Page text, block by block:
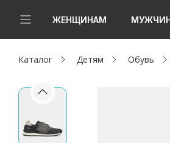
ЖЕНЩИНАМ
Новинки
Женщинам
Мужчинам
Каталог Детям Обувь